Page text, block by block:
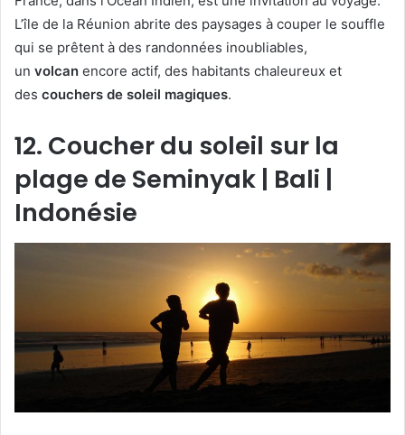
L’île de la Réunion abrite des paysages à couper le souffle
qui se prêtent à des randonnées inoubliables,
un volcan encore actif, des habitants chaleureux et
des couchers de soleil magiques.
12. Coucher du soleil sur la
plage de Seminyak | Bali |
Indonésie